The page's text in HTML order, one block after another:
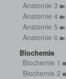
Anatomie 3
Anatomie 4
Anatomie 5
Anatomie 6
Biochemie
Biochemie 1
Biochemie 2